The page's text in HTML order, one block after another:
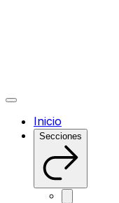
Inicio
Secciones